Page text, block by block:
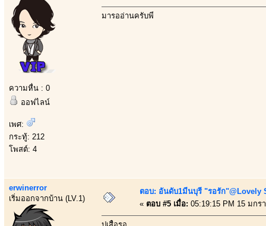
ความหื่น : 0
ออฟไลน์
เพศ:
กระทู้: 212
โพสต์: 4
มารออ่านครับพี่
erwinerror
เริ่มออกจากบ้าน (LV.1)
ตอบ: อันดับ1มีนบุรี "รอรัก"@Lovely
« ตอบ #5 เมื่อ: 05:19:15 PM 15 มกร